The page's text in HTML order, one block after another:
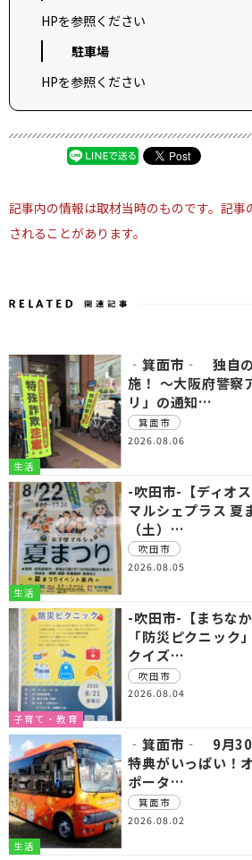
HPを参照ください
駐車場
HPを参照ください
記事内の情報は取材当時のものです。記事
されることがあります。
生活
‐箕面市‐ 独自の
施！ ～大阪府警察
リ」の通知…
箕面市
2026.08.06
生活
-吹田市-【ディオ
マルシェプラス 夏
（土）…
吹田市
2026.08.05
子育て・教育
-吹田市-【まちな
「防災ピクニッ
クイズ…
吹田市
2026.08.04
生活
‐箕面市‐ 9月30
特典がいっぱい！
ポータ…
箕面市
2026.08.02